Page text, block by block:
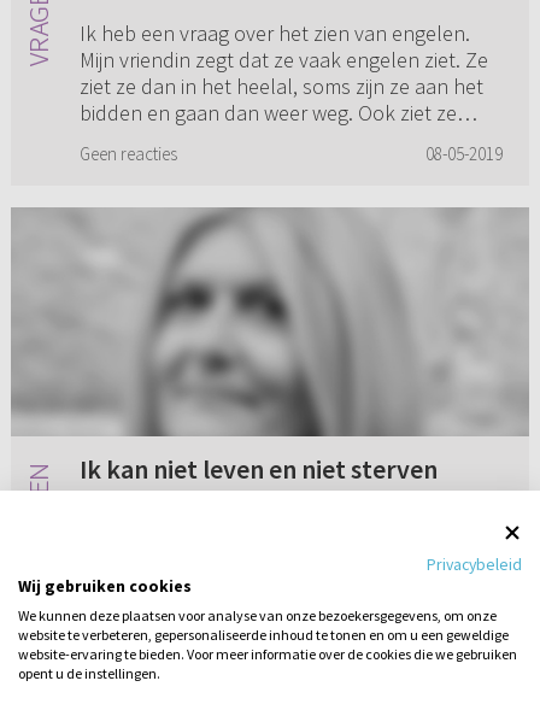
Ik heb een vraag over het zien van engelen.
Mijn vriendin zegt dat ze vaak engelen ziet. Ze
ziet ze dan in het heelal, soms zijn ze aan het
bidden en gaan dan weer weg. Ook ziet ze
Geen reacties 08-05-2019
Ik kan niet leven en niet sterven
namelijk zo dat ikzelf psychisch labiel ben en
ook bij een hulpverlener loop. Enkele jaren
geleden werd mij doo...
6 reacties 08-05-2020
Privacybeleid
Wij gebruiken cookies
We kunnen deze plaatsen voor analyse van onze bezoekersgegevens, om onze
website te verbeteren, gepersonaliseerde inhoud te tonen en om u een geweldige
website-ervaring te bieden. Voor meer informatie over de cookies die we gebruiken
opent u de instellingen.